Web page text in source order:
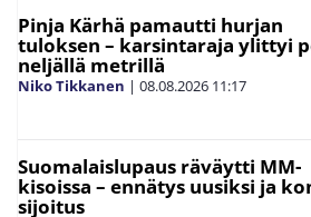
Pinja Kärhä pamautti hurjan
tuloksen – karsintaraja ylittyi
neljällä metrillä
Niko Tikkanen | 08.08.2026 11:17
Suomalaislupaus räväytti MM-
kisoissa – ennätys uusiksi ja
sijoitus